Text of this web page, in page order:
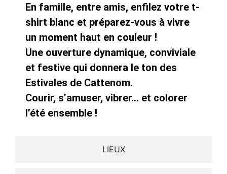
LIEUX
En famille, entre amis, enfilez votre t-
shirt blanc et préparez-vous à vivre
un moment haut en couleur !
Une ouverture dynamique, conviviale
et festive qui donnera le ton des
Estivales de Cattenom.
Courir, s’amuser, vibrer… et colorer
l’été ensemble !